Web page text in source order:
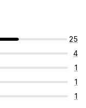
25
4
1
1
1